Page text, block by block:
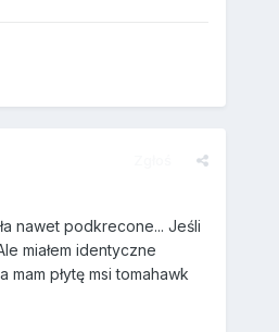
nawet podkrecone... Jeśli
miałem identyczne
płytę msi tomahawk